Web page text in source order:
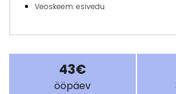
Veoskeem: esivedu
43€
ööpäev